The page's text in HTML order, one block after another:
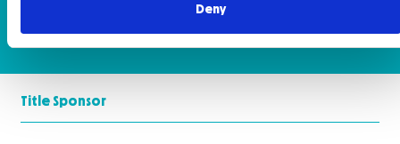
Deny
Actualizado a mayo 2025
Title Sponsor